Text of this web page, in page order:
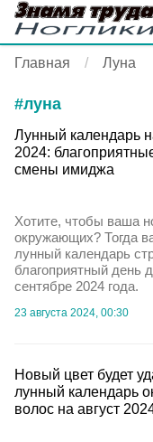
Главная Луна
#луна
Лунный календарь
2024:
смены имиджа
Хотите, чтобы ваша
окружающих? Тогда
лунный календарь
благоприятный день
сентябре 2024 года.
23 августа 2024, 00:30
Новый цвет будет
лунный календарь
волос на август